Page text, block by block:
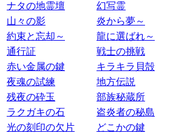
ナタの地霊壇
幻写霊
山々の影
炎から夢～
約束と忘却～
龍に選ばれ～
通行証
戦士の挑戦
赤い金属の鍵
キラキラ貝殻
夜魂の試練
地方伝説
残夜の砕玉
部族秘蔵所
ラクガキの石
盗炎者の秘島
光の刻印の欠片
どこかの鍵